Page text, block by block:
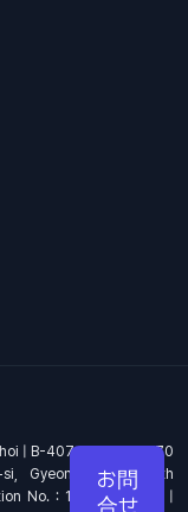
| B-407, 4th Floor, 670
si, Gyeonggi-do, South
No. : 144-81-17703 |
お問
合せ